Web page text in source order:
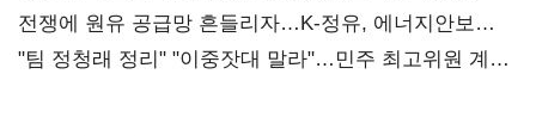
때리기
전쟁에 원유 공급망 흔들리자…K-정유, 에너지안보
핵심으로 재부상
"팀 정청래 정리" "이중잣대 말라"…민주 최고위원 계파